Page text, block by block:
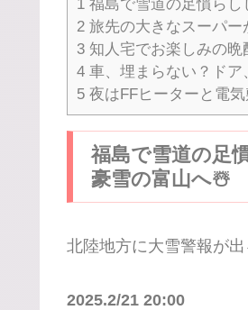
1 福島で雪道の足慣ら
2 旅先の大きなスーパー
3 知人宅でお楽しみの晩
4 車、埋まらない？ドア
5 夜はFFヒーターと電
福島で雪道の足
豪雪の富山へ☃️
北陸地方に大雪警報が
2025.2/21 20:00